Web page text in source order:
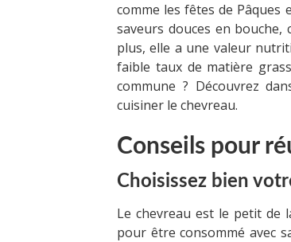
comme les fêtes de Pâques
saveurs douces en bouche,
plus, elle a une valeur
faible taux de matière
commune ? Découvrez
cuisiner le chevreau.
Conseils pour
Choisissez bien
Le chevreau est le petit de
pour être consommé avec